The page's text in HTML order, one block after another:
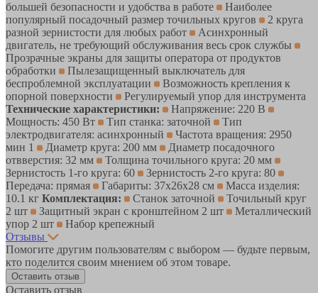
большей безопасности и удобства в работе
Наиболее
популярный посадочный размер точильных кругов
2 круга
разной зернистости для любых работ
Асинхронный
двигатель, не требующий обслуживания весь срок службы
Прозрачные экраны для защиты оператора от продуктов
обработки
Пылезащищенный выключатель для
беспроблемной эксплуатации
Возможность крепления к
опорной поверхности
Регулируемый упор для инструмента
Технические характеристики:
Напряжение: 220 В
Мощность: 450 Вт
Тип станка: заточной
Тип
электродвигателя: асинхронный
Частота вращения: 2950
мин 1
Диаметр круга: 200 мм
Диаметр посадочного
отвверстия: 32 мм
Толщина точильного круга: 20 мм
Зернистость 1-го круга: 60
Зернистость 2-го круга: 80
Передача: прямая
Габариты: 37х26х28 см
Масса изделия:
10.1 кг Комплектация: Станок заточной
Точильный круг
2 шт
Защитный экран с кронштейном 2 шт
Металлический
упор 2 шт
Набор крепежный
Отзывы
Помогите другим пользователям с выбором — будьте первым,
кто поделится своим мнением об этом товаре.
Оставить отзыв
Оставить отзыв